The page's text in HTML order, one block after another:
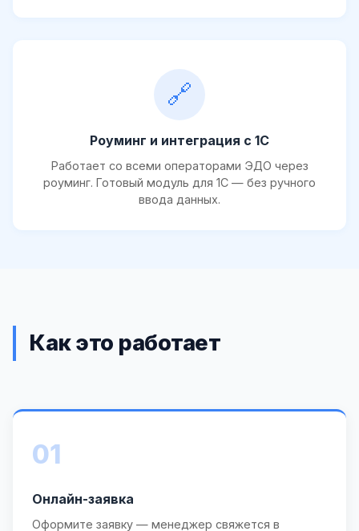
🔗
Роуминг и интеграция с 1С
Работает со всеми операторами ЭДО через
роуминг. Готовый модуль для 1С — без ручного
ввода данных.
Как это работает
01
Онлайн-заявка
Оформите заявку — менеджер свяжется в